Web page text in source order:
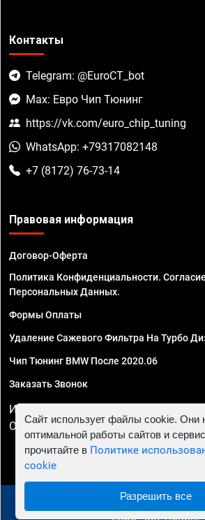
Контакты
Telegram: @EuroCT_bot
Max: Евро Чип Тюнинг
https://vk.com/euro_chip_tuning
WhatsApp: +79317082148
+7 (8172) 76-73-14
Правовая информация
Договор-Оферта
Политика Конфиденциальности.
Персональных Данных.
Формы Оплаты
Удаление Сажевого Фильтра На Турбо
Чип Тюнинг BMW После 2020.06
Заказать Звонок
ИП Смирнов Георгий Павлович. ИНН
ОГРНИП 324470400032610
© 2010 - 2026 Чип тюнинг в
"Евро Чип Тюнинг"
Сайт использует файлы cookie. Они
оптимальной работы сайтов и
прочитайте в Политике
cookie
Разрешить все